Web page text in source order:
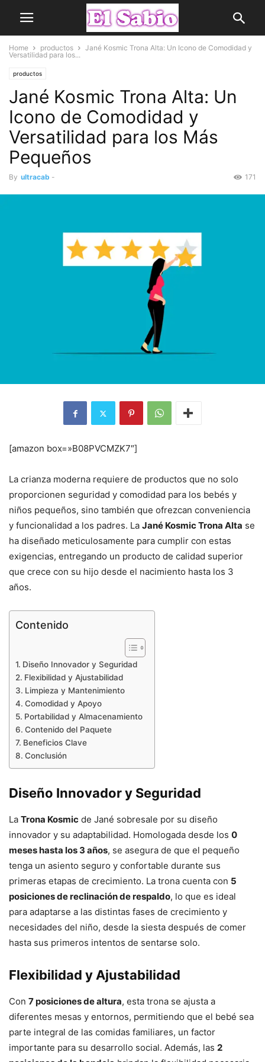
Home productos
Jané Kosmic Trona Alta: Un Icono de Comodidad y
Versatilidad para los...
productos
Jané Kosmic Trona Alta: Un
Icono de Comodidad y
Versatilidad para los Más
Pequeños
By ultracab - 171
[amazon box=»B08PVCMZK7″]
La crianza moderna requiere de productos que no solo
proporcionen seguridad y comodidad para los bebés y
niños pequeños, sino también que ofrezcan conveniencia
y funcionalidad a los padres. La Jané Kosmic Trona Alta se
ha diseñado meticulosamente para cumplir con estas
exigencias, entregando un producto de calidad superior
que crece con su hijo desde el nacimiento hasta los 3
años.
Contenido
Diseño Innovador y Seguridad
Flexibilidad y Ajustabilidad
Limpieza y Mantenimiento
Comodidad y Apoyo
Portabilidad y Almacenamiento
Contenido del Paquete
Beneficios Clave
Conclusión
Diseño Innovador y Seguridad
La Trona Kosmic de Jané sobresale por su diseño
innovador y su adaptabilidad. Homologada desde los 0
meses hasta los 3 años, se asegura de que el pequeño
tenga un asiento seguro y confortable durante sus
primeras etapas de crecimiento. La trona cuenta con 5
posiciones de reclinación de respaldo, lo que es ideal
para adaptarse a las distintas fases de crecimiento y
necesidades del niño, desde la siesta después de comer
hasta sus primeros intentos de sentarse solo.
Flexibilidad y Ajustabilidad
Con 7 posiciones de altura, esta trona se ajusta a
diferentes mesas y entornos, permitiendo que el bebé sea
parte integral de las comidas familiares, un factor
importante para su desarrollo social. Además, las 2